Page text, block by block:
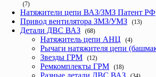
(7)
Натяжители цепи ВАЗ/ЗМЗ Патент РФ
Привод вентилятора ЗМЗ/УМЗ (13)
Детали ДВС ВАЗ (68)
Натяжитель цепи АНЦ (4)
Рычаги натяжителя цепи
Звезды ГРМ (12)
Ремкомплекты ГРМ (18)